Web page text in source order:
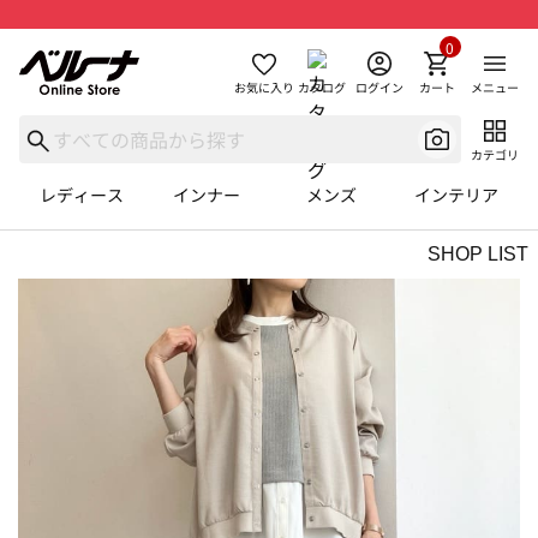
お気に入り カタログ ログイン カート
0
メニュー
カテゴリ
レディース インナー メンズ インテリア
SHOP LIST